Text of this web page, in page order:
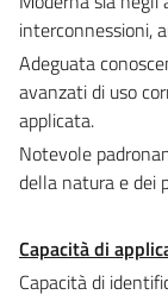
interconnessioni,
Adeguata
avanzati di uso
applicata.
Notevole
della natura e dei
Capacità di
Capacità di